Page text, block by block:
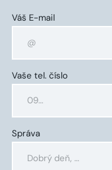
Váš E-mail
Vaše tel. číslo
Správa